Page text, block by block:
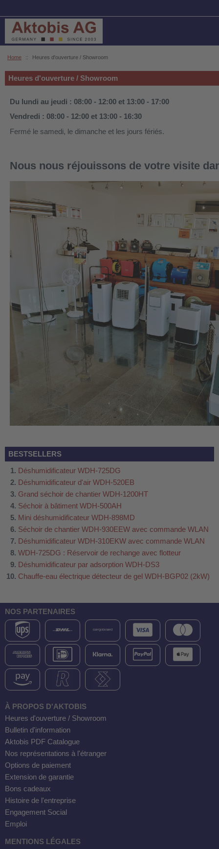
Home :: Heures d'ouverture / Showroom
Heures d'ouverture / Showroom
Du lundi au jeudi : 08:00 - 12:00 et 13:00 - 17:00
Vendredi : 08:00 - 12:00 et 13:00 - 16:30
Fermé le samedi, le dimanche et les jours fériés.
Nous nous réjouissons de votre visite
BESTSELLERS
Déshumidificateur WDH-725DG
Déshumidificateur d'air WDH-520EB
Grand séchoir de chantier WDH-1200HT
Séchoir à bâtiment WDH-500AH
Mini déshumidificateur WDH-898MD
Séchoir de chantier WDH-930EEW avec commande WLAN
Déshumidificateur WDH-310EKW avec commande WLAN
WDH-725DG : Réservoir de rechange avec flotteur
Déshumidificateur par adsorption WDH-DS3
Chauffe-eau électrique détecteur de gel WDH-BGP02 (2kW)
NOS PARTENAIRES
À PROPOS D'AKTOBIS
Heures d'ouverture / Showroom
Bulletin d'information
Aktobis PDF Catalogue
Nos représentations à l'étranger
Options de paiement
Extension de garantie
Bons cadeaux
Histoire de l'entreprise
Engagement Social
Emploi
MENTIONS LÉGALES